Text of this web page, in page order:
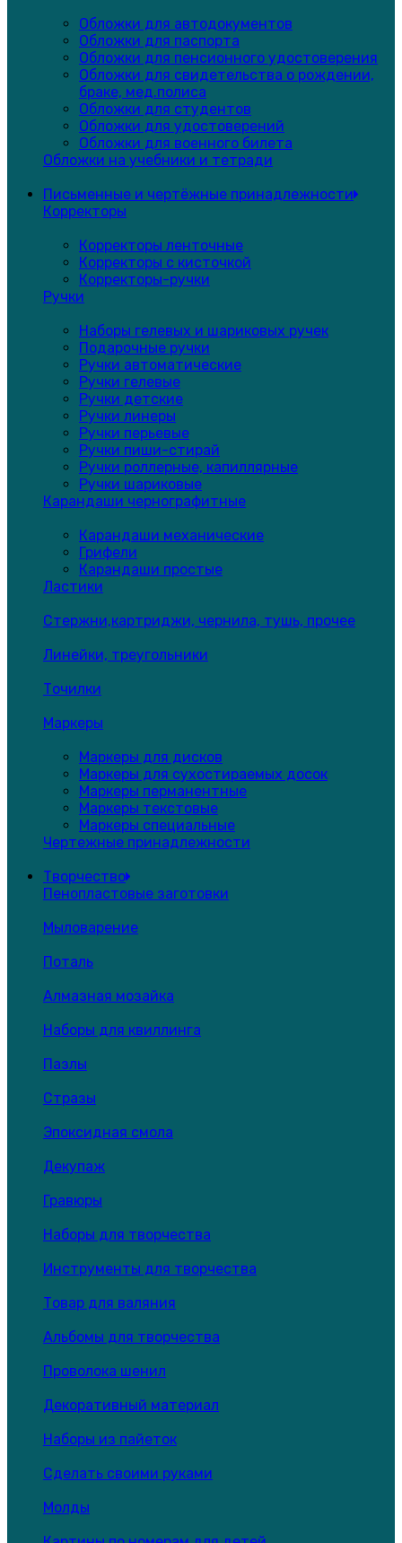
Обложки для автодокументов
Обложки для паспорта
Обложки для пенсионного удостоверения
Обложки для свидетельства о рождении,
браке, мед.полиса
Обложки для студентов
Обложки для удостоверений
Обложки для военного билета
Обложки на учебники и тетради
Письменные и чертёжные принадлежности
Корректоры
Корректоры ленточные
Корректоры с кисточкой
Корректоры-ручки
Ручки
Наборы гелевых и шариковых ручек
Подарочные ручки
Ручки автоматические
Ручки гелевые
Ручки детские
Ручки линеры
Ручки перьевые
Ручки пиши-стирай
Ручки роллерные, капиллярные
Ручки шариковые
Карандаши чернографитные
Карандаши механические
Грифели
Карандаши простые
Ластики
Стержни,картриджи, чернила, тушь, прочее
Линейки, треугольники
Точилки
Маркеры
Маркеры для дисков
Маркеры для сухостираемых досок
Маркеры перманентные
Маркеры текстовые
Маркеры специальные
Чертежные принадлежности
Творчество
Пенопластовые заготовки
Мыловарение
Поталь
Алмазная мозайка
Наборы для квиллинга
Пазлы
Стразы
Эпоксидная смола
Декупаж
Гравюры
Наборы для творчества
Инструменты для творчества
Товар для валяния
Альбомы для творчества
Проволока шенил
Декоративный материал
Наборы из пайеток
Сделать своими руками
Молды